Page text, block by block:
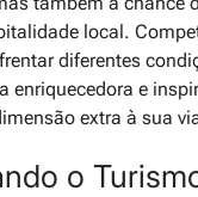
local.
diferentes
enriquecedora e
extra à sua
o